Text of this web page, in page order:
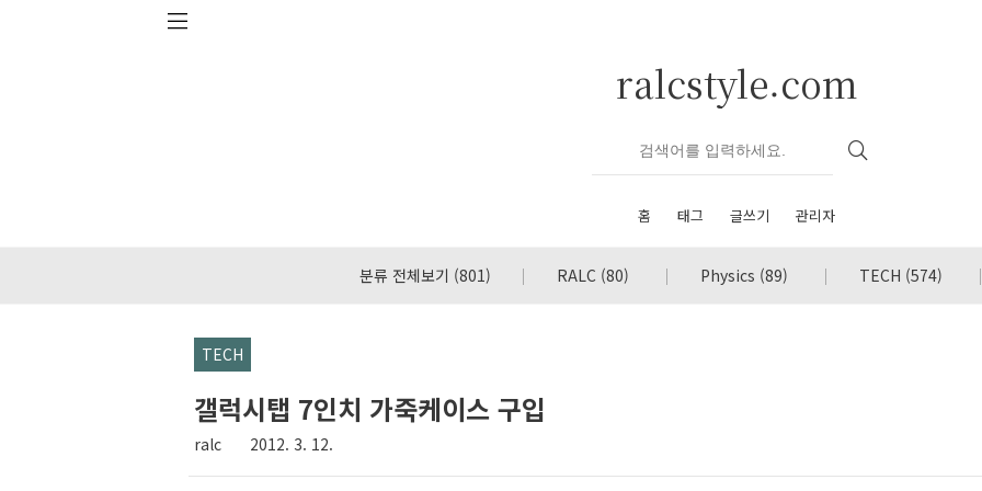
ralcstyle.com
홈 태그 글쓰기 관리자
분류 전체보기 (801) RALC (80) Physics (89) TECH (574)
TECH
갤럭시탭 7인치 가죽케이스 구입
ralc 2012. 3. 12.